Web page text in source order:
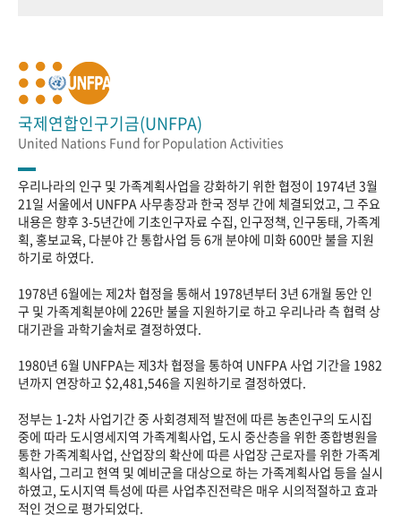
국제연합인구기금(UNFPA)
United Nations Fund for Population Activities
우리나라의 인구 및 가족계획사업을 강화하기 위한 협정이 1974년 3월
21일 서울에서 UNFPA 사무총장과 한국 정부 간에 체결되었고, 그 주요
내용은 향후 3-5년간에 기초인구자료 수집, 인구정책, 인구동태, 가족계
획, 홍보교육, 다분야 간 통합사업 등 6개 분야에 미화 600만 불을 지원
하기로 하였다.
1978년 6월에는 제2차 협정을 통해서 1978년부터 3년 6개월 동안 인
구 및 가족계획분야에 226만 불을 지원하기로 하고 우리나라 측 협력 상
대기관을 과학기술처로 결정하였다.
1980년 6월 UNFPA는 제3차 협정을 통하여 UNFPA 사업 기간을 1982
년까지 연장하고 $2,481,546을 지원하기로 결정하였다.
정부는 1-2차 사업기간 중 사회경제적 발전에 따른 농촌인구의 도시집
중에 따라 도시영세지역 가족계획사업, 도시 중산층을 위한 종합병원을
통한 가족계획사업, 산업장의 확산에 따른 사업장 근로자를 위한 가족계
획사업, 그리고 현역 및 예비군을 대상으로 하는 가족계획사업 등을 실시
하였고, 도시지역 특성에 따른 사업추진전략은 매우 시의적절하고 효과
적인 것으로 평가되었다.